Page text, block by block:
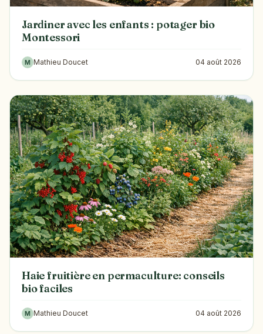
Jardiner avec les enfants : potager bio
Montessori
M Mathieu Doucet 04 août 2026
Haie fruitière en permaculture: conseils
bio faciles
M Mathieu Doucet 04 août 2026